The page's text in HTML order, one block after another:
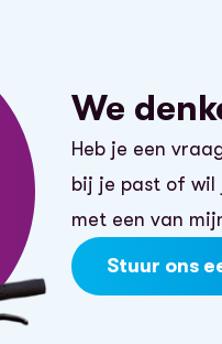
We
Heb je een
bij je past of wil
met een van
Stuur ons